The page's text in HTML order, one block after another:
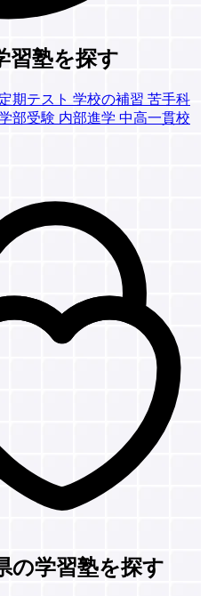
習塾を探す
定期テスト 学校の補習 苦手科
部受験 内部進学 中高一貫校
の学習塾を探す